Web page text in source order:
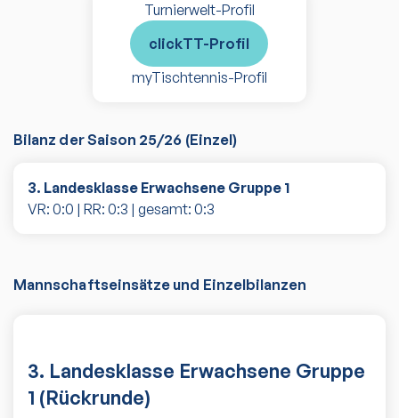
Turnierwelt-Profil
clickTT-Profil
myTischtennis-Profil
Bilanz der Saison 25/26 (Einzel)
3. Landesklasse Erwachsene Gruppe 1
VR: 0:0 | RR: 0:3 | gesamt: 0:3
Mannschaftseinsätze und Einzelbilanzen
3. Landesklasse Erwachsene Gruppe
1 (Rückrunde)